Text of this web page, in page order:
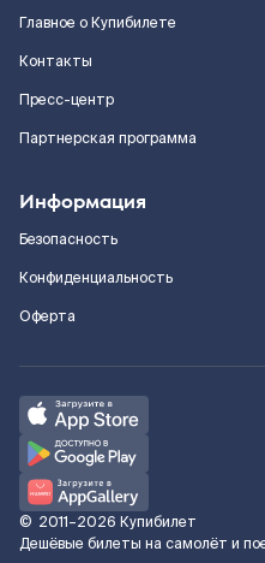
Главное о Купибилете
Контакты
Пресс-центр
Партнерская программа
Информация
Безопасность
Конфиденциальность
Оферта
© 2011–2026 Купибилет
Дешёвые билеты на самолёт и